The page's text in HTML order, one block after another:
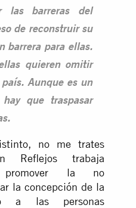
las barreras del
de reconstruir su
barrera para ellas.
quieren omitir
Aunque es un
que traspasar
no me trates
Reflejos trabaja
promover la no
la concepción de la
a las personas